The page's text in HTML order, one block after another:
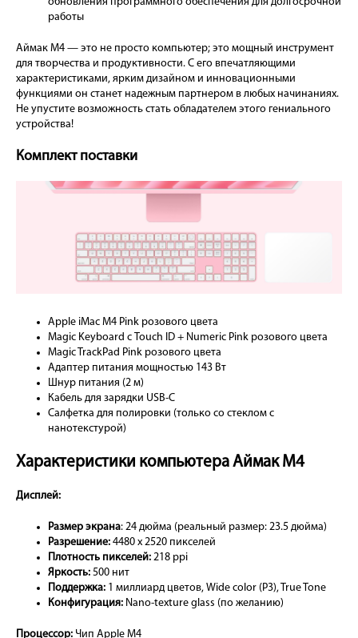
работы
Аймак М4 — это не просто компьютер; это мощный инструмент
для творчества и продуктивности. С его впечатляющими
характеристиками, ярким дизайном и инновационными
функциями он станет надежным партнером в любых начинаниях.
Не упустите возможность стать обладателем этого гениального
устройства!
Комплект поставки
Apple iMac M4 Pink розового цвета
Magic Keyboard с Touch ID + Numeric Pink розового цвета
Magic TrackPad Pink розового цвета
Адаптер питания мощностью 143 Вт
Шнур питания (2 м)
Кабель для зарядки USB-C
Салфетка для полировки (только со стеклом с
нанотекстурой)
Характеристики компьютера Аймак М4
Дисплей:
Размер экрана: 24 дюйма (реальный размер: 23.5 дюйма)
Разрешение: 4480 x 2520 пикселей
Плотность пикселей: 218 ppi
Яркость: 500 нит
Поддержка: 1 миллиард цветов, Wide color (P3), True Tone
Конфигурация: Nano-texture glass (по желанию)
Процессор: Чип Apple M4